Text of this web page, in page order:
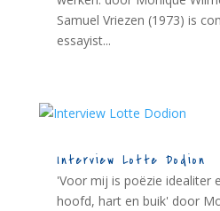
Samuel Vriezen (1973) is
essayist...
Interview Lotte Dodion
'Voor mij is poëzie idealiter
hoofd, hart en buik' door